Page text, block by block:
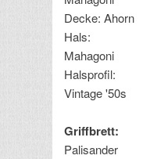
Decke: Ahorn
Hals:
Mahagoni
Halsprofil:
Vintage '50s
Griffbrett:
Palisander